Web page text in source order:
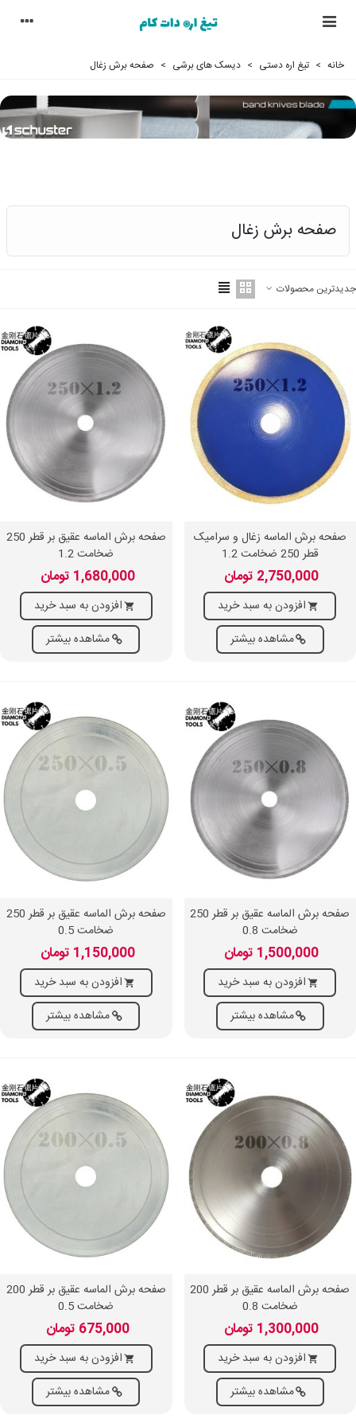
خانه > تیغ اره دستی > دیسک های برشی > صفحه برش زغال
صفحه برش زغال
جدیدترین محصولات
صفحه برش الماسه زغال و سرامیک
قطر 250 ضخامت 1.2
2,750,000 تومان
افزودن به سبد خرید
مشاهده بیشتر
صفحه برش الماسه عقیق بر قطر 250
ضخامت 1.2
1,680,000 تومان
افزودن به سبد خرید
مشاهده بیشتر
صفحه برش الماسه عقیق بر قطر 250
ضخامت 0.8
1,500,000 تومان
افزودن به سبد خرید
مشاهده بیشتر
صفحه برش الماسه عقیق بر قطر 250
ضخامت 0.5
1,150,000 تومان
افزودن به سبد خرید
مشاهده بیشتر
صفحه برش الماسه عقیق بر قطر 200
ضخامت 0.8
1,300,000 تومان
افزودن به سبد خرید
مشاهده بیشتر
صفحه برش الماسه عقیق بر قطر 200
ضخامت 0.5
675,000 تومان
افزودن به سبد خرید
مشاهده بیشتر